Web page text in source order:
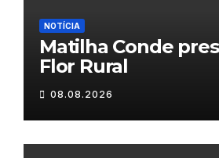
NOTÍCIA
Matilha Conde
Flor Rural
08.08.2026